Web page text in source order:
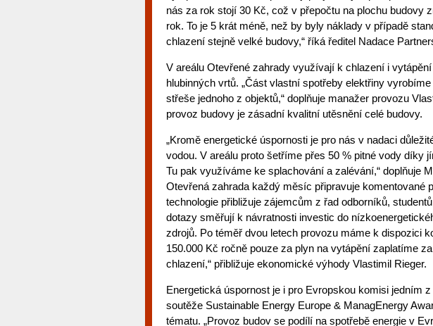
nás za rok stojí 30 Kč, což v přepočtu na plochu budovy
rok. To je 5 krát méně, než by byly náklady v případě
chlazení stejně velké budovy,“ říká ředitel Nadace
V areálu Otevřené zahrady využívají k chlazení i
hlubinných vrtů. „Část vlastní spotřeby elektřiny
střeše jednoho z objektů,“ doplňuje manažer provozu
provoz budovy je zásadní kvalitní utěsnění celé budovy.
„Kromě energetické úspornosti je pro nás v nadaci
vodou. V areálu proto šetříme přes 50 % pitné vody díky
Tu pak využíváme ke splachování a zalévání,“ doplňuje
Otevřená zahrada každý měsíc připravuje komentované
technologie přibližuje zájemcům z řad odborníků,
dotazy směřují k návratnosti investic do
zdrojů. Po téměř dvou letech provozu máme k dispozici
150.000 Kč ročně pouze za plyn na vytápění zaplatíme
chlazení,“ přibližuje ekonomické výhody Vlastimil Rieger.
Energetická úspornost je i pro Evropskou komisi jedním
soutěže Sustainable Energy Europe & ManagEnergy
tématu. „Provoz budov se podílí na spotřebě energie v